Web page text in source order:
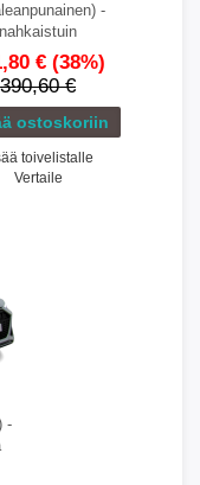
-
nahkaistuin
€ (38%)
390,60 €
toivelistalle
Vertaile
-